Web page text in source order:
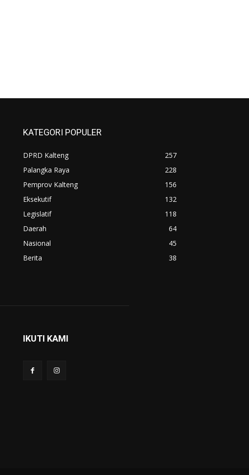
KATEGORI POPULER
DPRD Kalteng
257
Palangka Raya
228
Pemprov Kalteng
156
Eksekutif
132
Legislatif
118
Daerah
64
Nasional
45
Berita
38
IKUTI KAMI